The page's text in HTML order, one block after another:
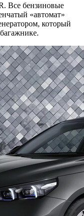
Все бензиновые
«автомат»
который